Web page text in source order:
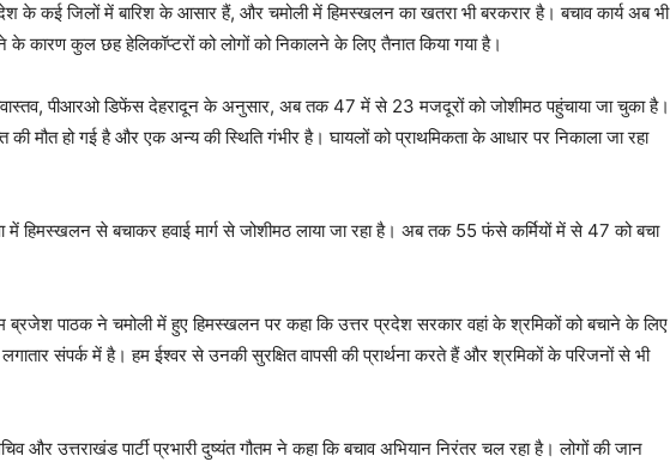
के कई जिलों में बारिश के आसार हैं, और चमोली में हिमस्खलन का खतरा भी बरकरार है। बचाव कार्य अब भी
के कारण कुल छह हेलिकॉप्टरों को लोगों को निकालने के लिए तैनात किया गया है।
पीआरओ डिफेंस देहरादून के अनुसार, अब तक 47 में से 23 मजदूरों को जोशीमठ पहुंचाया जा चुका है।
की मौत हो गई है और एक अन्य की स्थिति गंभीर है। घायलों को प्राथमिकता के आधार पर निकाला जा रहा
में हिमस्खलन से बचाकर हवाई मार्ग से जोशीमठ लाया जा रहा है। अब तक 55 फंसे कर्मियों में से 47 को बचा
ब्रजेश पाठक ने चमोली में हुए हिमस्खलन पर कहा कि उत्तर प्रदेश सरकार वहां के श्रमिकों को बचाने के लिए
संपर्क में है। हम ईश्वर से उनकी सुरक्षित वापसी की प्रार्थना करते हैं और श्रमिकों के परिजनों से भी
और उत्तराखंड पार्टी प्रभारी दुष्यंत गौतम ने कहा कि बचाव अभियान निरंतर चल रहा है। लोगों की जान